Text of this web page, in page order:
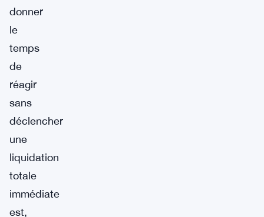
donner
le
temps
de
réagir
sans
déclencher
une
liquidation
totale
immédiate
est,